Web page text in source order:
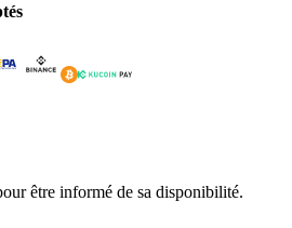
être informé de sa disponibilité.